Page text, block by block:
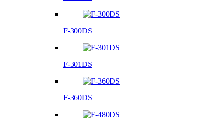
F-300DS
F-301DS
F-360DS